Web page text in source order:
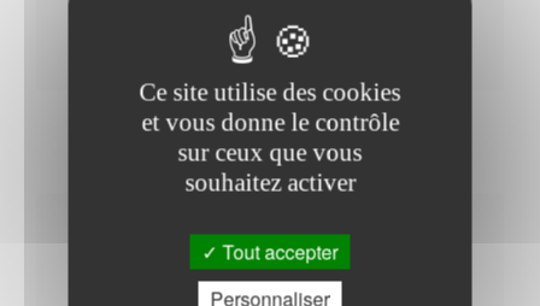
Contacter l'office de tourisme
Horaires Mairie
Ce site utilise des cookies
et vous donne le contrôle
sur ceux que vous
souhaitez activer
Tout accepter
Personnaliser